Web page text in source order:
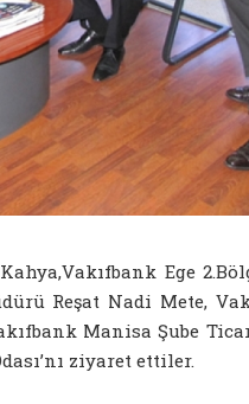
Ege
Reşat Nadi Mete,
Manisa Şube
ziyaret ettiler.